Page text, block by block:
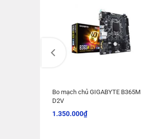
Bo mạch chủ GIGABYTE B365M
D2V
1.350.000₫